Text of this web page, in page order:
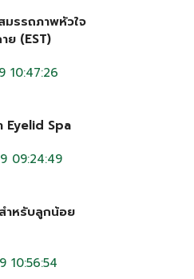
มรรถภาพหัวใจ
ย (EST)
10:47:26
Eyelid Spa
09:24:49
ำหรับลูกน้อย
10:56:54